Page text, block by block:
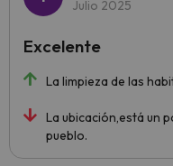
Julio 2025
La limpieza de las
La ubicación,está un
pueblo.
Excelente